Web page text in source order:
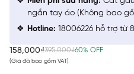
158,000₫395,000₫60% OFF
(Giá đã bao gồm VAT)
ngắn tay áo (Không bao
Hotline: 18006226 hỗ trợ từ